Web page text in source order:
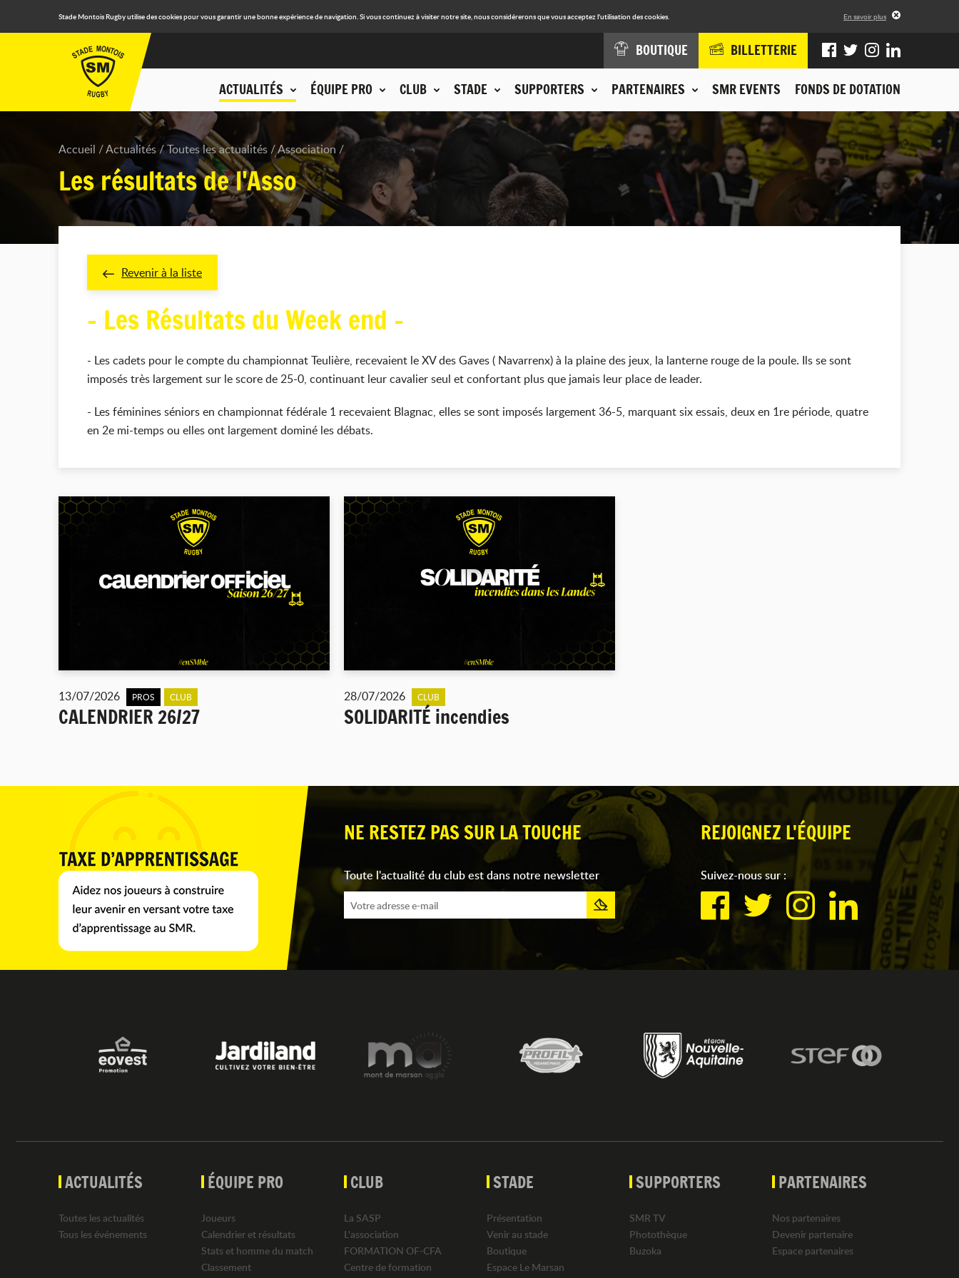
Stade Montois Rugby utilise des cookies pour vous garantir une bonne expérience de navigation. Si vous continuez à visiter notre site, nous considérerons que vous acceptez l'utilisation des cookies. En savoir plus
ACTUALITÉS ÉQUIPE PRO CLUB STADE SUPPORTERS PARTENAIRES SMR EVENTS FONDS DE DOTATION
BOUTIQUE BILLETTERIE
Accueil Actualités Toutes les actualités Association
Les résultats de l'Asso
Revenir à la liste
- Les Résultats du Week end -
- Les cadets pour le compte du championnat Teulière, recevaient le XV des Gaves ( Navarrenx) à la plaine des jeux, la lanterne rouge de la poule. Ils se sont
imposés très largement sur le score de 25-0, continuant leur cavalier seul et confortant plus que jamais leur place de leader.
- Les féminines séniors en championnat fédérale 1 recevaient Blagnac, elles se sont imposés largement 36-5, marquant six essais, deux en 1re période, quatre
en 2e mi-temps ou elles ont largement dominé les débats.
13/07/2026 PROS CLUB
CALENDRIER 26/27
28/07/2026 CLUB
SOLIDARITÉ incendies
NE RESTEZ PAS SUR LA TOUCHE
Toute l'actualité du club est dans notre newsletter
REJOIGNEZ L'ÉQUIPE
Suivez-nous sur :
ACTUALITÉS
Toutes les actualités
Tous les événements
ÉQUIPE PRO
Joueurs
Calendrier et résultats
Stats et homme du match
Classement
CLUB
La SASP
L'association
FORMATION OF-CFA
Centre de formation
STADE
Présentation
Venir au stade
Boutique
Espace Le Marsan
SUPPORTERS
SMR TV
Photothèque
Buzoka
PARTENAIRES
Nos partenaires
Devenir partenaire
Espace partenaires